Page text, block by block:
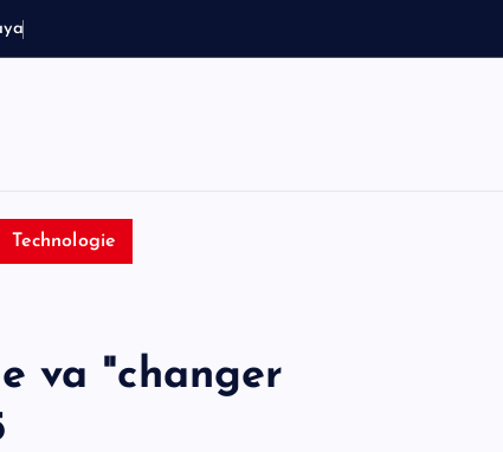
ya
Technologie
va "changer